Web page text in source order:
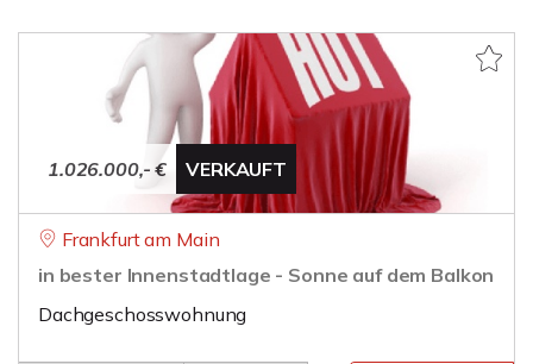
1.026.000,- € VERKAUFT
Frankfurt am Main
in bester Innenstadtlage - Sonne auf dem Balkon
Dachgeschosswohnung